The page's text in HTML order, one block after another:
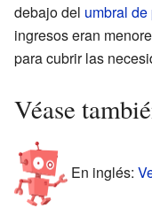
debajo del umbral
ingresos eran
para cubrir las
Véase
En inglés: